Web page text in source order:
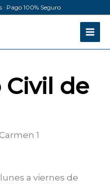
Pago 100% Seguro
Civil de
1
a viernes de